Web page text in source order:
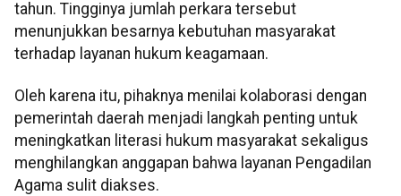
tahun. Tingginya jumlah perkara tersebut
menunjukkan besarnya kebutuhan masyarakat
terhadap layanan hukum keagamaan.
Oleh karena itu, pihaknya menilai kolaborasi dengan
pemerintah daerah menjadi langkah penting untuk
meningkatkan literasi hukum masyarakat sekaligus
menghilangkan anggapan bahwa layanan Pengadilan
Agama sulit diakses.